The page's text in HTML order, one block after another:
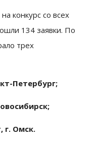
конкурс со всех
134 заявки. По
трех
Петербург;
г. Омск.